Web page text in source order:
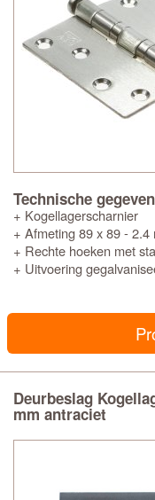
Technische
+ Kogellagerscharnier
+ Afmeting 89 x 89 - 2.4
+ Rechte hoeken met
+ Uitvoering
Deurbeslag
mm antraciet